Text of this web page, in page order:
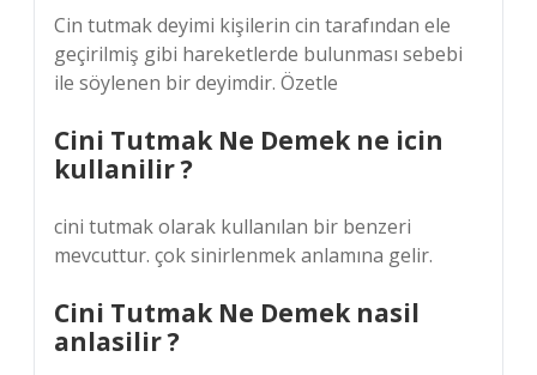
Cin tutmak deyimi kişilerin cin tarafından ele
geçirilmiş gibi hareketlerde bulunması sebebi
ile söylenen bir deyimdir. Özetle
Cini Tutmak Ne Demek ne icin
kullanilir ?
cini tutmak olarak kullanılan bir benzeri
mevcuttur. çok sinirlenmek anlamına gelir.
Cini Tutmak Ne Demek nasil
anlasilir ?